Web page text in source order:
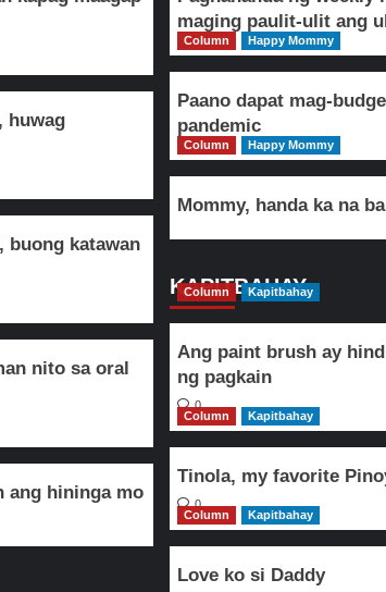
huwag
buong katawan
nito sa oral
ang hininga mo
maging paulit-ulit ang
Column Happy Mommy
Paano dapat mag-
pandemic
Column Happy Mommy
Mommy, handa ka na
KAPITBAHAY
Column Kapitbahay
Ang paint brush ay
ng pagkain
0
Column
Kapitbahay
Tinola, my favorite
0
Column
Kapitbahay
Love ko si Daddy